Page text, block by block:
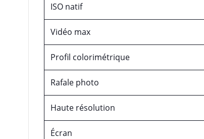
ISO natif
Vidéo max
Profil colorimétrique
Rafale photo
Haute résolution
Écran